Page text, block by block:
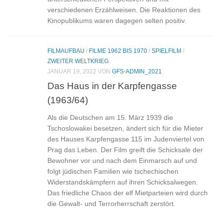
verschiedenen Erzählweisen. Die Reaktionen des
Kinopublikums waren dagegen selten positiv.
FILMAUFBAU / FILME 1962 BIS 1970 / SPIELFILM /
ZWEITER WELTKRIEG
JANUAR 19, 2022 VON GFS-ADMIN_2021
Das Haus in der Karpfengasse
(1963/64)
Als die Deutschen am 15. März 1939 die
Tschoslowakei besetzen, ändert sich für die Mieter
des Hauses Karpfengasse 115 im Judenviertel von
Prag das Leben. Der Film greift die Schicksale der
Bewohner vor und nach dem Einmarsch auf und
folgt jüdischen Familien wie tschechischen
Widerstandskämpfern auf ihren Schicksalwegen.
Das friedliche Chaos der elf Mietparteien wird durch
die Gewalt- und Terrorherrschaft zerstört.